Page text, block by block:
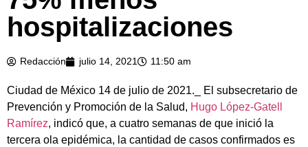
hospitalizaciones
Redacción julio 14, 2021 11:50 am
Ciudad de México 14 de julio de 2021._ El subsecretario de
Prevención y Promoción de la Salud, Hugo López-Gatell
Ramírez, indicó que, a cuatro semanas de que inició la
tercera ola epidémica, la cantidad de casos confirmados es